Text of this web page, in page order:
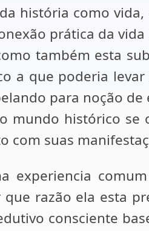
história como
prática da
também esta
a que poderia
para noção
mundo histórico se
com suas
experiencia
razão ela esta
consciente